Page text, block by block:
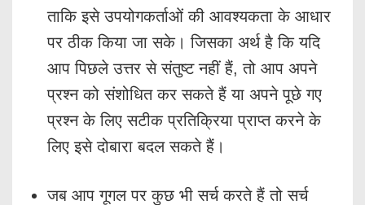
ताकि इसे उपयोगकर्ताओं की आवश्यकता के आधार
पर ठीक किया जा सके। जिसका अर्थ है कि यदि
आप पिछले उत्तर से संतुष्ट नहीं हैं, तो आप अपने
प्रश्न को संशोधित कर सकते हैं या अपने पूछे गए
प्रश्न के लिए सटीक प्रतिक्रिया प्राप्त करने के
लिए इसे दोबारा बदल सकते हैं।
जब आप गूगल पर कुछ भी सर्च करते हैं तो सर्च